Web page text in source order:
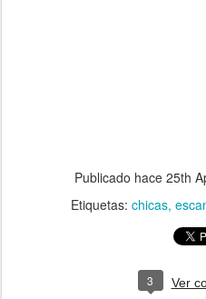
Publicado hace 25th
Etiquetas: chicas
3 Ver